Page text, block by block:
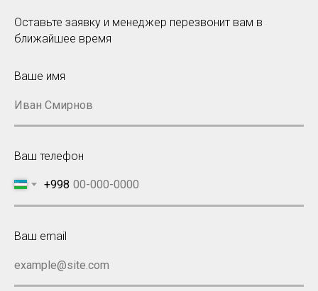
Оставьте заявку и менеджер перезвонит вам в
ближайшее время
Ваше имя
Иван Смирнов
Ваш телефон
+998
Ваш email
example@site.com